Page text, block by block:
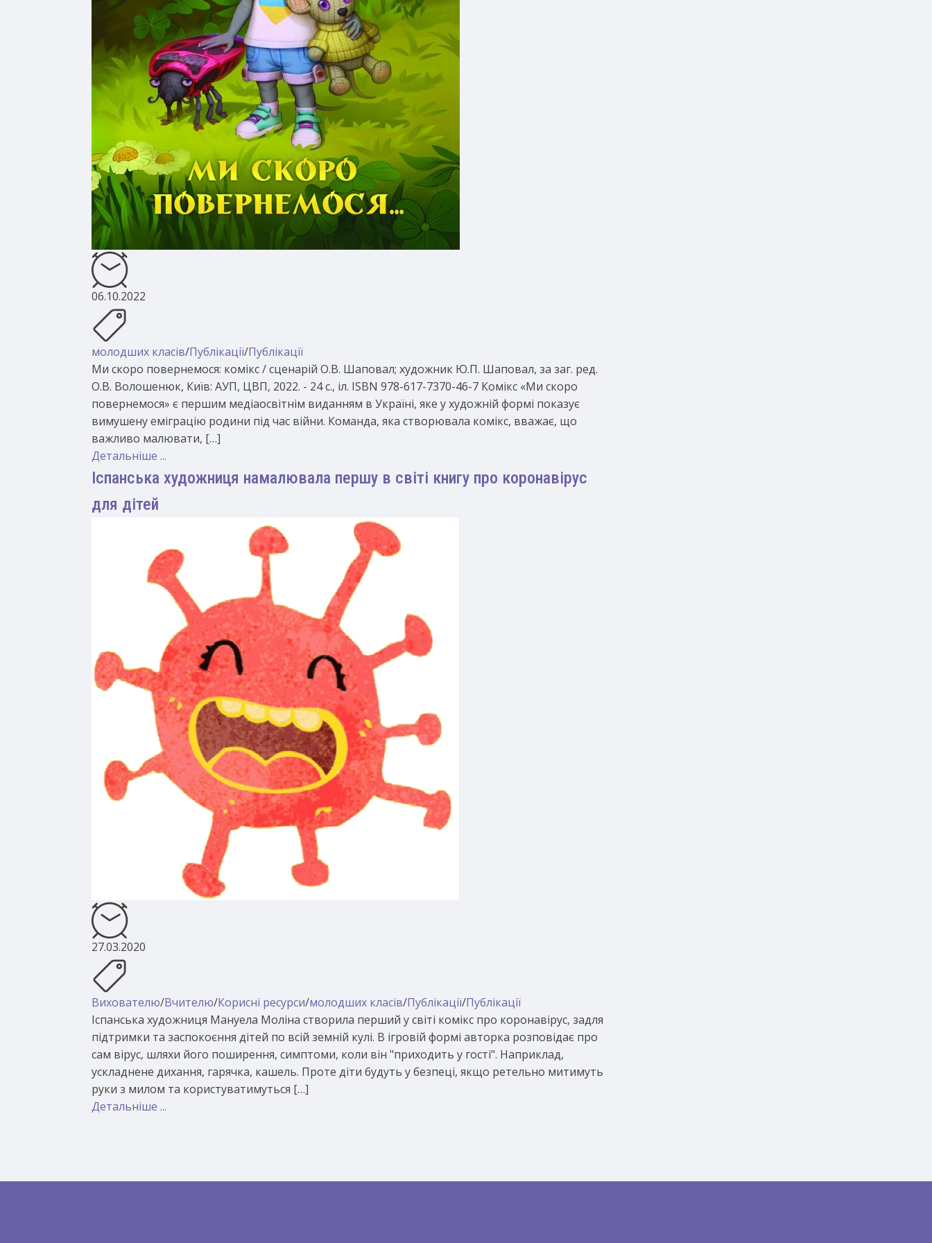
06.10.2022
молодших класів/Публікації/Публікації
Ми скоро повернемося: комікс / сценарій О.В. Шаповал; художник Ю.П. Шаповал, за заг. ред.
О.В. Волошенюк, Київ: АУП, ЦВП, 2022. - 24 c., іл. ISBN 978-617-7370-46-7 Комікс «Ми скоро
повернемося» є першим медіаосвітнім виданням в Україні, яке у художній формі показує
вимушену еміграцію родини під час війни. Команда, яка створювала комікс, вважає, що
важливо малювати, […]
Детальніше ...
Іспанська художниця намалювала першу в світі книгу про коронавірус
для дітей
27.03.2020
Вихователю/Вчителю/Корисні ресурси/молодших класів/Публікації/Публікації
Іспанська художниця Мануела Моліна створила перший у світі комікс про коронавірус, задля
підтримки та заспокоєння дітей по всій земній кулі. В ігровій формі авторка розповідає про
сам вірус, шляхи його поширення, симптоми, коли він "приходить у гості". Наприклад,
ускладнене дихання, гарячка, кашель. Проте діти будуть у безпеці, якщо ретельно митимуть
руки з милом та користуватимуться […]
Детальніше ...